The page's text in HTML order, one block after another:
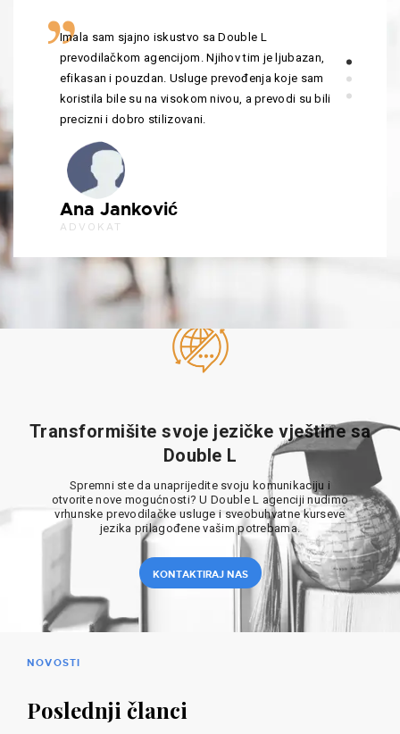
Imala sam sjajno iskustvo sa Double L
prevodilačkom agencijom. Njihov tim je ljubazan,
efikasan i pouzdan. Usluge prevođenja koje sam
koristila bile su na visokom nivou, a prevodi su bili
precizni i dobro stilizovani.
Ana Janković
ADVOKAT
Transformišite svoje jezičke vještine sa
Double L
Spremni ste da unaprijedite svoju komunikaciju i
otvorite nove mogućnosti? U Double L agenciji nudimo
vrhunske prevodilačke usluge i sveobuhvatne kurseve
jezika prilagođene vašim potrebama.
KONTAKTIRAJ NAS
NOVOSTI
Poslednji članci